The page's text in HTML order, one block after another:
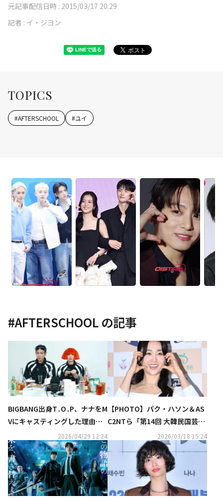
元記事配信日時 : 2015/03/17 20:29
記者 : イ・ジヨン
TOPICS
#AFTERSCHOOL #ユイ
#AFTERSCHOOL の記事
BIGBANG出身T․O․P、ナナをM
Vにキャスティングした理由と
は？「完全にクレイジーに見え
る」（動画あり）
2026/04/29 12:24
【PHOTO】パク・ハソン＆AS
C2NTら「第14回 大韓民国芸術
文化人大賞」授賞式に出席
2026/03/18 15:24